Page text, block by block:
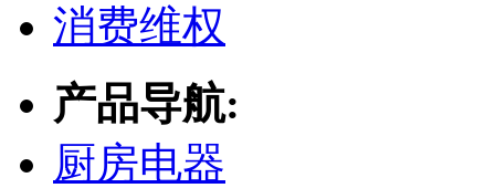
消费维权
产品导航:
厨房电器